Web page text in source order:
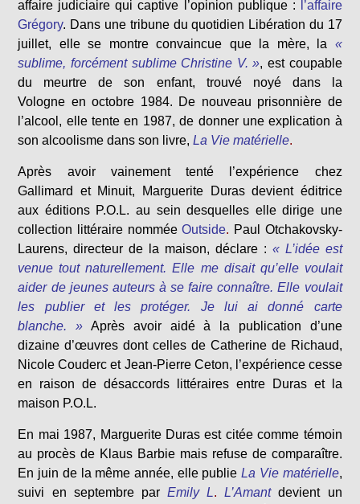
affaire judiciaire qui captive l’opinion publique : l’affaire
Grégory. Dans une tribune du quotidien Libération du 17
juillet, elle se montre convaincue que la mère, la «
sublime, forcément sublime Christine V. », est coupable
du meurtre de son enfant, trouvé noyé dans la
Vologne en octobre 1984. De nouveau prisonnière de
l’alcool, elle tente en 1987, de donner une explication à
son alcoolisme dans son livre, La Vie matérielle.
Après avoir vainement tenté l’expérience chez
Gallimard et Minuit, Marguerite Duras devient éditrice
aux éditions P.O.L. au sein desquelles elle dirige une
collection littéraire nommée Outside. Paul Otchakovsky-
Laurens, directeur de la maison, déclare : « L’idée est
venue tout naturellement. Elle me disait qu’elle voulait
aider de jeunes auteurs à se faire connaître. Elle voulait
les publier et les protéger. Je lui ai donné carte
blanche. » Après avoir aidé à la publication d’une
dizaine d’œuvres dont celles de Catherine de Richaud,
Nicole Couderc et Jean-Pierre Ceton, l’expérience cesse
en raison de désaccords littéraires entre Duras et la
maison P.O.L.
En mai 1987, Marguerite Duras est citée comme témoin
au procès de Klaus Barbie mais refuse de comparaître.
En juin de la même année, elle publie La Vie matérielle,
suivi en septembre parEmily L.L’Amant devient un